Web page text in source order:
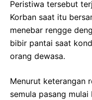
Peristiwa tersebut
Korban saat itu
menebar rengge
bibir pantai saat
orang dewasa.
Menurut keterangan
semula pasang